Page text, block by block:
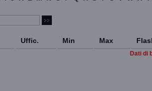
Uffic. Min Max
Dati di